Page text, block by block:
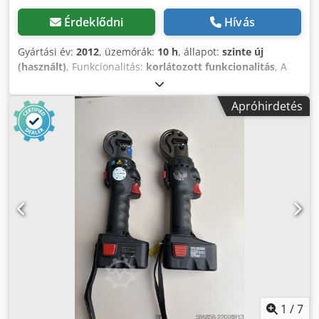
áfát és az esetleges szállítási költségeket.) Kapcsolat
További információkért, fényképekért, videókért vagy egy
személyes bemutatóért kérjük, vegye fel velünk a
kapcsolatot. Ha kérdése van, vagy további információra van
szüksége, kérjük, írjon nekünk üzenetet, vagy hívjon
Érdeklődni Hívás
Gyártási év: 2012, üzemórák: 10 h, állapot: szinte új
(használt), Funkcionalitás: korlátozott funkcionalitás, A
generátor részt vett egy függőleges szélenergia-átalakító
fejlesztésében, és a fejlesztés ezen szakaszának
félbeszakadása miatt csak néhány órát üzemelt. A
vezérlőszekrényeket egy szakértő cég állította össze
Offenburgban, és a generátorhoz igazította. Örülök, ha a
berendezések új felhasználásra találhatnak. Az ár alku
tárgya, a helyszínen. Csdpfxsyl Nnts Ab Ejrf
Apróhirdetés
1 /7